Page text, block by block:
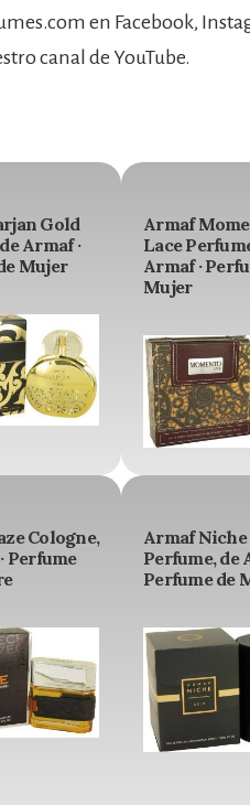
en Facebook,
canal de YouTube.
Gold
Armaf ·
Mujer
Armaf
Lace
Armaf ·
Mujer
Cologne,
Perfume
Armaf
Perfume, de
Perfume de